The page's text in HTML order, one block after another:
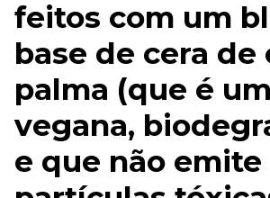
feitos com um
base de cera de
palma (que é
vegana,
e que não emite